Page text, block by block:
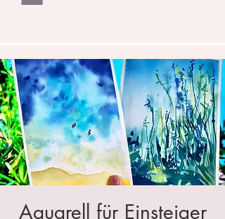
Aquarell für Einsteiger